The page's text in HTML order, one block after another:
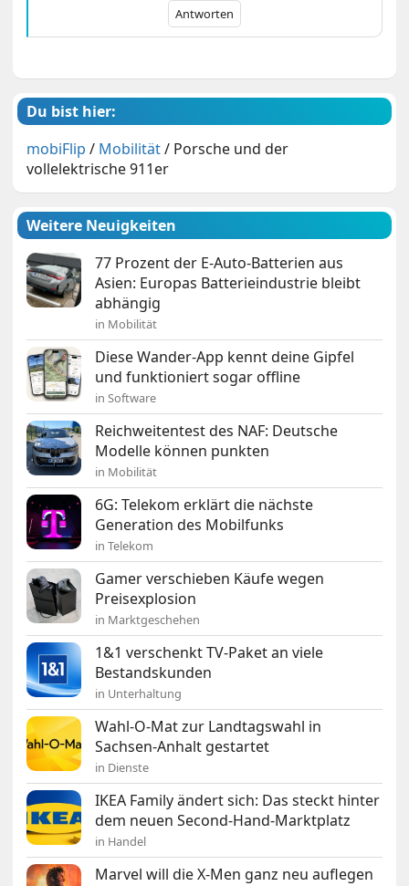
Antworten
Du bist hier:
mobiFlip / Mobilität/ Porsche und der
vollelektrische 911er
Weitere Neuigkeiten
77 Prozent der E-Auto-Batterien aus
Asien: Europas Batterieindustrie bleibt
abhängig
in Mobilität
Diese Wander-App kennt deine Gipfel
und funktioniert sogar offline
in Software
Reichweitentest des NAF: Deutsche
Modelle können punkten
in Mobilität
6G: Telekom erklärt die nächste
Generation des Mobilfunks
in Telekom
Gamer verschieben Käufe wegen
Preisexplosion
in Marktgeschehen
1&1 verschenkt TV-Paket an viele
Bestandskunden
in Unterhaltung
Wahl-O-Mat zur Landtagswahl in
Sachsen-Anhalt gestartet
in Dienste
IKEA Family ändert sich: Das steckt hinter
dem neuen Second-Hand-Marktplatz
in Handel
Marvel will die X-Men ganz neu auflegen